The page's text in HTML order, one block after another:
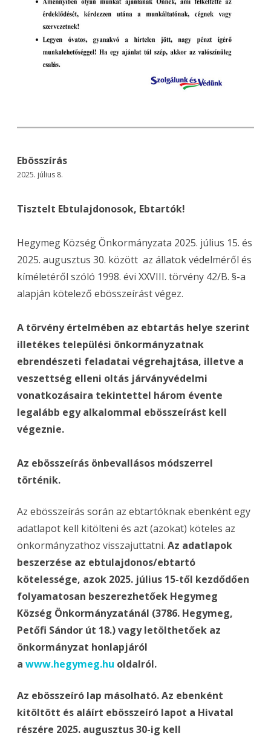
Ebösszírás
2025. július 8.
Tisztelt Ebtulajdonosok, Ebtartók!
Hegymeg Község Önkormányzata 2025. július 15. és
2025. augusztus 30. között az állatok védelméről és
kíméletéről szóló 1998. évi XXVIII. törvény 42/B. §-a
alapján kötelező ebösszeírást végez.
A törvény értelmében az ebtartás helye szerint
illetékes települési önkormányzatnak
ebrendészeti feladatai végrehajtása, illetve a
veszettség elleni oltás járványvédelmi
vonatkozásaira tekintettel három évente
legalább egy alkalommal ebösszeírást kell
végeznie.
Az ebösszeírás önbevallásos módszerrel
történik.
Az ebösszeírás során az ebtartóknak ebenként egy
adatlapot kell kitölteni és azt (azokat) köteles az
önkormányzathoz visszajuttatni. Az adatlapok
beszerzése az ebtulajdonos/ebtartó
kötelessége, azok 2025. július 15-től kezdődően
folyamatosan beszerezhetőek Hegymeg
Község Önkormányzatánál (3786. Hegymeg,
Petőfi Sándor út 18.) vagy letölthetőek az
önkormányzat honlapjáról
a www.hegymeg.hu oldalról.
Az ebösszeíró lap másolható. Az ebenként
kitöltött és aláírt ebösszeíró lapot a Hivatal
részére 2025. augusztus 30-ig kell